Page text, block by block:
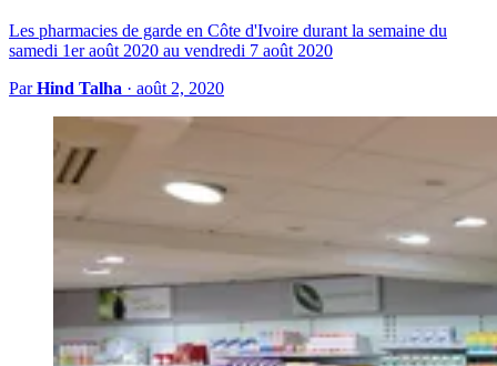
Les pharmacies de garde en Côte d'Ivoire durant la semaine du
samedi 1er août 2020 au vendredi 7 août 2020
ParHind Talha · août 2, 2020